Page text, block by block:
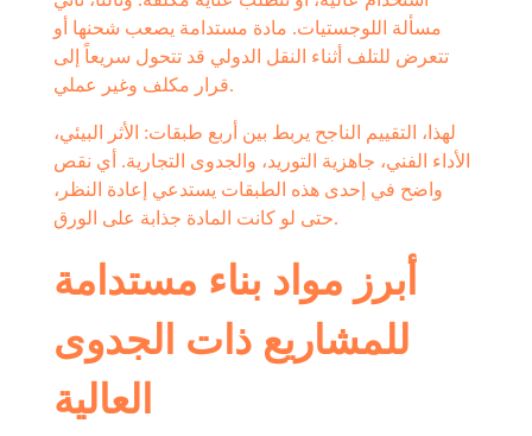
مسألة اللوجستيات. مادة مستدامة يصعب شحنها أو
تتعرض للتلف أثناء النقل الدولي قد تتحول سريعاً إلى
قرار مكلف وغير عملي.
لهذا، التقييم الناجح يربط بين أربع طبقات: الأثر البيئي،
الأداء الفني، جاهزية التوريد، والجدوى التجارية. أي نقص
واضح في إحدى هذه الطبقات يستدعي إعادة النظر،
حتى لو كانت المادة جذابة على الورق.
أبرز مواد بناء مستدامة
للمشاريع ذات الجدوى
العالية